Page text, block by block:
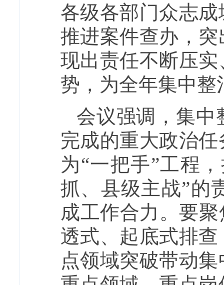
各级各部门众志
推进案件查办，
现出责任不断压
势，为全年集中
会议强调，集中
完成的重大政治
为“一把手”工程
抓、县级主战”的
成工作合力。要
透式、起底式排
点领域突破带动